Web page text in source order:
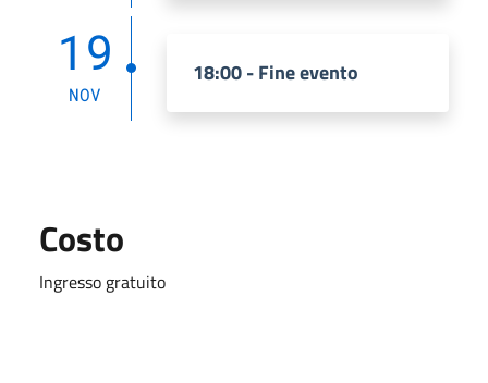
19
NOV
18:00 - Fine evento
Costo
Ingresso gratuito